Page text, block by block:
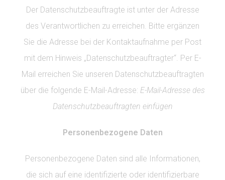
Der Datenschutzbeauftragte ist unter der Adresse
des Verantwortlichen zu erreichen. Bitte ergänzen
Sie die Adresse bei der Kontaktaufnahme per Post
mit dem Hinweis „Datenschutzbeauftragter“. Per E-
Mail erreichen Sie unseren Datenschutzbeauftragten
über die folgende E-Mail-Adresse: E-Mail-Adresse des
Datenschutzbeauftragten einfügen
Personenbezogene Daten
Personenbezogene Daten sind alle Informationen,
die sich auf eine identifizierte oder identifizierbare